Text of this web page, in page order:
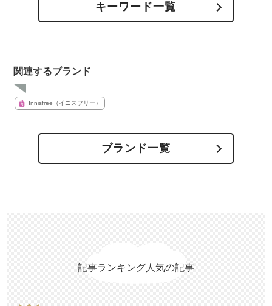
キーワード一覧
関連するブランド
Innisfree（イニスフリー）
ブランド一覧
記事ランキング人気の記事